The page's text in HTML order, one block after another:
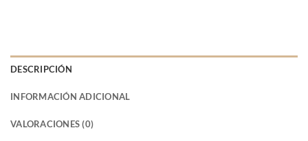
DESCRIPCIÓN
INFORMACIÓN ADICIONAL
VALORACIONES (0)